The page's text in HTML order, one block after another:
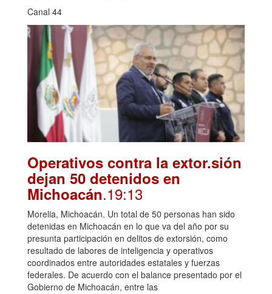
Canal 44
Operativos contra la extor.sión
dejan 50 detenidos en
Michoacán.19:13
Morelia, Michoacán. Un total de 50 personas han sido
detenidas en Michoacán en lo que va del año por su
presunta participación en delitos de extorsión, como
resultado de labores de inteligencia y operativos
coordinados entre autoridades estatales y fuerzas
federales. De acuerdo con el balance presentado por el
Gobierno de Michoacán, entre las